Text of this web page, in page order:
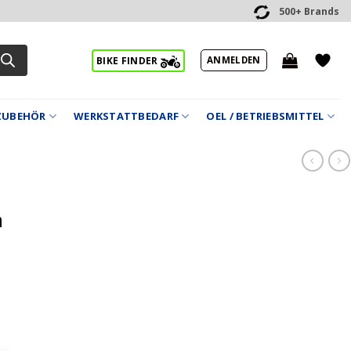
500+ Brands
BIKE FINDER ANMELDEN
WERKSTATTBEDARF OEL / BETRIEBSMITTEL